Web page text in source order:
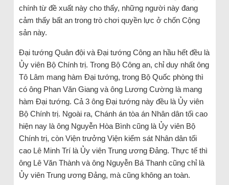
chính từ đề xuất này cho thấy, những người này đang
cảm thấy bất an trong trò chơi quyền lực ở chốn Cộng
sản này.
Đại tướng Quân đội và Đại tướng Công an hầu hết đều là
Ủy viên Bộ Chính trị. Trong Bộ Công an, chỉ duy nhất ông
Tô Lâm mang hàm Đại tướng, trong Bộ Quốc phòng thì
có ông Phan Văn Giang và ông Lương Cường là mang
hàm Đại tướng. Cả 3 ông Đại tướng này đều là Ủy viên
Bộ Chính trị. Ngoài ra, Chánh án tòa án Nhân dân tối cao
hiện nay là ông Nguyễn Hòa Bình cũng là Ủy viên Bộ
Chính trị, còn Viện trưởng Viện kiểm sát Nhân dân tối
cao Lê Minh Trí là Ủy viên Trung ương Đảng. Thực tế thì
ông Lê Văn Thành và ông Nguyễn Bá Thanh cũng chỉ là
Ủy viên Trung ương Đảng, mà cũng không an toàn.